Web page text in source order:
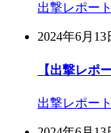
出撃レポート
2024年6月13
【出撃レポ
出撃レポート